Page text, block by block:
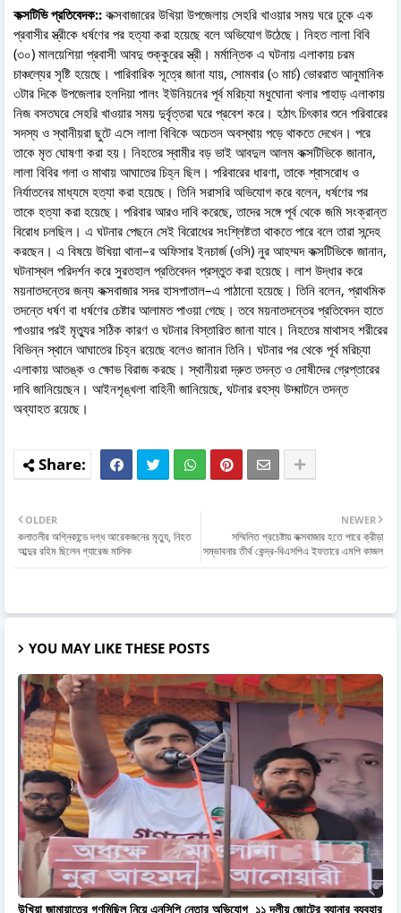
কক্সটিভি প্রতিবেদক:: কক্সবাজারের উখিয়া উপজেলায় সেহরি খাওয়ার সময় ঘরে ঢুকে এক
প্রবাসীর স্ত্রীকে ধর্ষণের পর হত্যা করা হয়েছে বলে অভিযোগ উঠেছে। নিহত লালা বিবি
(৩০) মালয়েশিয়া প্রবাসী আবদু শুক্কুরের স্ত্রী। মর্মান্তিক এ ঘটনায় এলাকায় চরম
চাঞ্চল্যের সৃষ্টি হয়েছে। পারিবারিক সূত্রে জানা যায়, সোমবার (৩ মার্চ) ভোররাত আনুমানিক
৩টার দিকে উপজেলার হলদিয়া পালং ইউনিয়নের পূর্ব মরিচ্যা মধুঘোনা খলার পাহাড় এলাকায়
নিজ বসতঘরে সেহরি খাওয়ার সময় দুর্বৃত্তরা ঘরে প্রবেশ করে। হঠাৎ চিৎকার শুনে পরিবারের
সদস্য ও স্থানীয়রা ছুটে এসে লালা বিবিকে অচেতন অবস্থায় পড়ে থাকতে দেখেন। পরে
তাকে মৃত ঘোষণা করা হয়। নিহতের স্বামীর বড় ভাই আবদুল আলম কক্সটিভিকে জানান,
লালা বিবির গলা ও মাথায় আঘাতের চিহ্ন ছিল। পরিবারের ধারণা, তাকে শ্বাসরোধ ও
নির্যাতনের মাধ্যমে হত্যা করা হয়েছে। তিনি সরাসরি অভিযোগ করে বলেন, ধর্ষণের পর
তাকে হত্যা করা হয়েছে। পরিবার আরও দাবি করেছে, তাদের সঙ্গে পূর্ব থেকে জমি সংক্রান্ত
বিরোধ চলছিল। এ ঘটনার পেছনে সেই বিরোধের সংশ্লিষ্টতা থাকতে পারে বলে তারা সন্দেহ
করছেন। এ বিষয়ে উখিয়া থানা–র অফিসার ইনচার্জ (ওসি) নুর আহম্মদ কক্সটিভিকে জানান,
ঘটনাস্থল পরিদর্শন করে সুরতহাল প্রতিবেদন প্রস্তুত করা হয়েছে। লাশ উদ্ধার করে
ময়নাতদন্তের জন্য কক্সবাজার সদর হাসপাতাল–এ পাঠানো হয়েছে। তিনি বলেন, প্রাথমিক
তদন্তে ধর্ষণ বা ধর্ষণের চেষ্টার আলামত পাওয়া গেছে। তবে ময়নাতদন্তের প্রতিবেদন হাতে
পাওয়ার পরই মৃত্যুর সঠিক কারণ ও ঘটনার বিস্তারিত জানা যাবে। নিহতের মাথাসহ শরীরের
বিভিন্ন স্থানে আঘাতের চিহ্ন রয়েছে বলেও জানান তিনি। ঘটনার পর থেকে পূর্ব মরিচ্যা
এলাকায় আতঙ্ক ও ক্ষোভ বিরাজ করছে। স্থানীয়রা দ্রুত তদন্ত ও দোষীদের গ্রেপ্তারের
দাবি জানিয়েছেন। আইনশৃঙ্খলা বাহিনী জানিয়েছে, ঘটনার রহস্য উদ্ঘাটনে তদন্ত
অব্যাহত রয়েছে।
NEWER
সম্মিলিত প্রচেষ্টায় কক্সবাজার হতে পারে ক্রীড়া
সম্ভাবনার তীর্থ কেন্দ্র-বিএসপিএ ইফতারে এমপি কাজল
OLDER
কলাতলীর অগ্নিকান্ডে দগ্ধ আরেকজনের মৃত্যু, নিহত
আব্দুর রহিম ছিলেন গ্যারেজ মালিক
YOU MAY LIKE THESE POSTS
উখিয়া জামায়াতের গণমিছিল নিয়ে এনসিপি নেতার অভিযোগ, ১১ দলীয় জোটের ব্যানার ব্যবহার